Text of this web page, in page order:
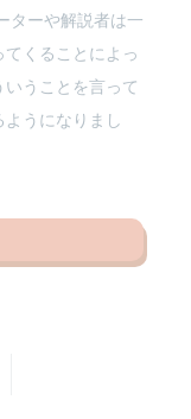
ターや解説者は一
くることによっ
うことを言って
うになりまし